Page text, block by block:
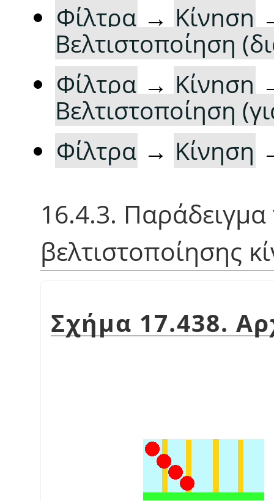
Φίλτρα → Κίνηση
Βελτιστοποίηση
Φίλτρα → Κίνηση
Βελτιστοποίηση
Φίλτρα → Κίνηση
16.4.3. Παράδειγμα
βελτιστοποίησης
Σχήμα 17.438.